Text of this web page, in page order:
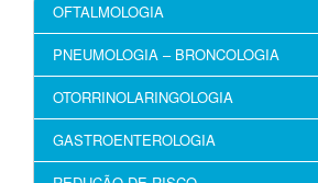
OFTALMOLOGIA
PNEUMOLOGIA – BRONCOLOGIA
OTORRINOLARINGOLOGIA
GASTROENTEROLOGIA